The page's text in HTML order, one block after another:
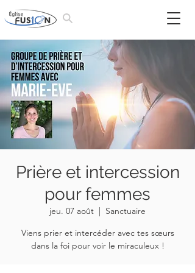
Prière et intercession
pour femmes
jeu. 07 août
  |
Sanctuaire
Viens prier et intercéder avec tes sœurs
dans la foi pour voir le miraculeux !